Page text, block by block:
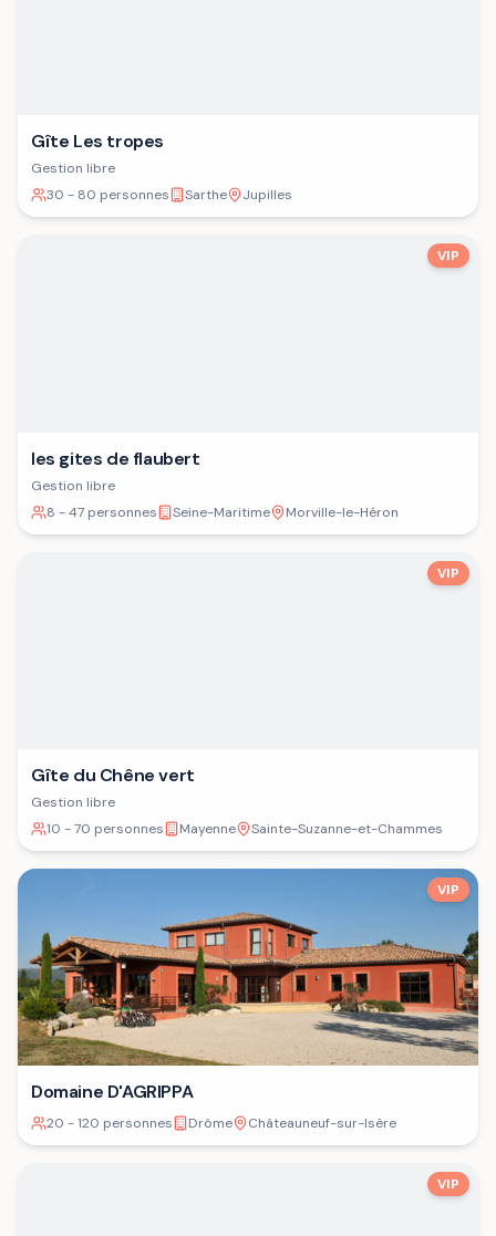
Gîte Les tropes
Gestion libre
30 - 80 personnes
Sarthe Jupilles
VIP
les gites de flaubert
Gestion libre
8 - 47 personnes
Seine-Maritime Morville-le-Héron
VIP
Gîte du Chêne vert
Gestion libre
10 - 70 personnes
Mayenne Sainte-Suzanne-et-Chammes
VIP
Domaine D'AGRIPPA
20 - 120 personnes Drôme Châteauneuf-sur-Isère
VIP